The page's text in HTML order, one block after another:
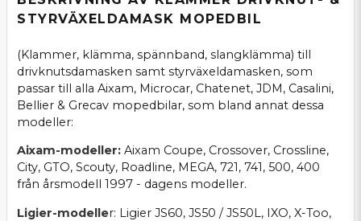
STYRVÄXELDAMASK MOPEDBIL
(Klammer, klämma, spännband, slangklämma) till
drivknutsdamasken samt styrväxeldamasken, som
passar till alla Aixam, Microcar, Chatenet, JDM, Casalini,
Bellier & Grecav mopedbilar, som bland annat dessa
modeller:
Aixam-modeller: Aixam Coupe, Crossover, Crossline,
City, GTO, Scouty, Roadline, MEGA, 721, 741, 500, 400
från årsmodell 1997 - dagens modeller.
Ligier-modeller: Ligier JS60, JS50 / JS50L, IXO, X-Too,